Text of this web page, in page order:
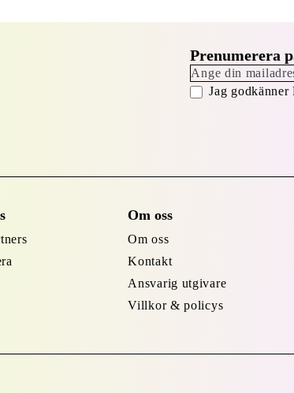
Prenumerera
Jag
Om oss
Om oss
Kontakt
Ansvarig utgivare
Villkor & policys